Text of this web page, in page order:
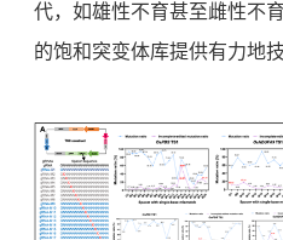
代，如雄性不育甚至雌性不
的饱和突变体库提供有力地